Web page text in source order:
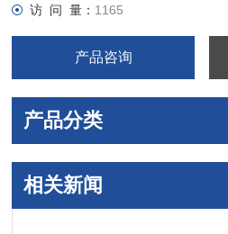
访 问 量： 1165
产品咨询
产品分类
相关新闻